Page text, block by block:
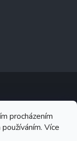
procházením
Více
vyhrazena. Upravit